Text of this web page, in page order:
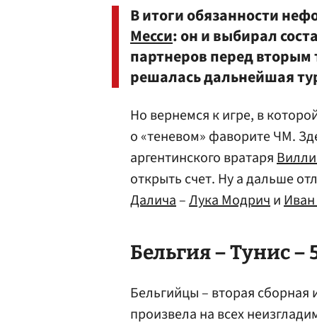
В итоги обязанности
Месси: он и выбирал
партнеров перед
решалась дальнейшая
Но вернемся к игре, в
о «теневом» фаворите ЧМ.
аргентинского вратаря
открыть счет. Ну а дальше
Далича–Лука Модричи
Бельгия – Тунис –
Бельгийцы – вторая
произвела на всех